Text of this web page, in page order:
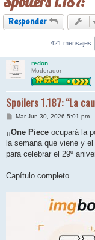
Responder
421 mensajes
redon
Moderador
Spoilers 1.187: “La
M
n
a
j
Mar Jun 30, 2026 5:01 pm
¡¡One Piece ocupará la
la semana que viene y
para celebrar el 29º
Capítulo completo.